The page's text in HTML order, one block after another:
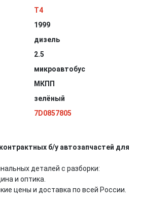
T4
1999
дизель
2.5
микроавтобус
МКПП
зелёный
7D0857805
б/у автозапчастей для
деталей с разборки:
и оптика.
цены и доставка по всей России.